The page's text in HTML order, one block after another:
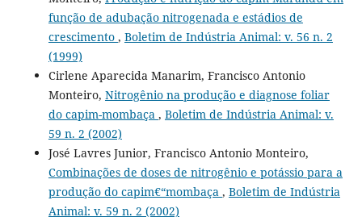
função de adubação nitrogenada e estádios de
crescimento , Boletim de Indústria Animal: v. 56 n. 2
(1999)
Cirlene Aparecida Manarim, Francisco Antonio
Monteiro, Nitrogênio na produção e diagnose foliar
do capim-mombaça , Boletim de Indústria Animal: v.
59 n. 2 (2002)
José Lavres Junior, Francisco Antonio Monteiro,
Combinações de doses de nitrogênio e potássio para a
produção do capim€“mombaça , Boletim de Indústria
Animal: v. 59 n. 2 (2002)